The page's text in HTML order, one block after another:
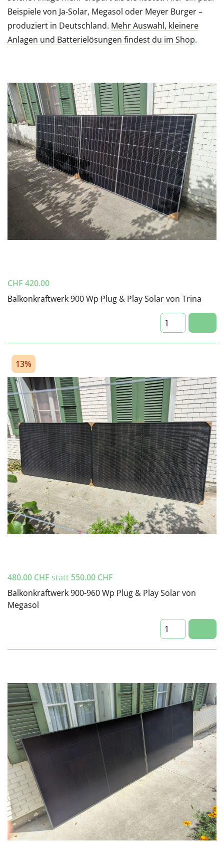
Beispiele von Ja-Solar, Megasol oder Meyer Burger –
produziert in Deutschland. Mehr Auswahl, kleinere
Anlagen und Batterielösungen findest du im Shop.
CHF 420.00
Balkonkraftwerk 900 Wp Plug & Play Solar von Trina
13%
480.00 CHF statt 550.00 CHF
Balkonkraftwerk 900-960 Wp Plug & Play Solar von
Megasol